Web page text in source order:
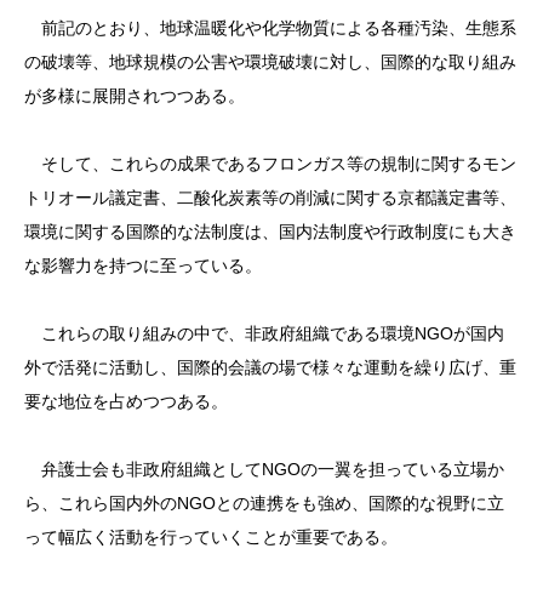
前記のとおり、地球温暖化や化学物質による各種汚染、生態系
の破壊等、地球規模の公害や環境破壊に対し、国際的な取り組み
が多様に展開されつつある。
そして、これらの成果であるフロンガス等の規制に関するモン
トリオール議定書、二酸化炭素等の削減に関する京都議定書等、
環境に関する国際的な法制度は、国内法制度や行政制度にも大き
な影響力を持つに至っている。
これらの取り組みの中で、非政府組織である環境NGOが国内
外で活発に活動し、国際的会議の場で様々な運動を繰り広げ、重
要な地位を占めつつある。
弁護士会も非政府組織としてNGOの一翼を担っている立場か
ら、これら国内外のNGOとの連携をも強め、国際的な視野に立
って幅広く活動を行っていくことが重要である。